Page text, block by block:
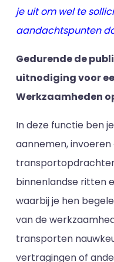
je uit om wel te
aandachtspunten
Gedurende de
uitnodiging voor
Werkzaamheden
In deze functie ben
aannemen,
binnenlandse ritten
waarbij je hen
van de
transporten
vertragingen of